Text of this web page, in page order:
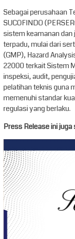
Sebagai perusahaan
SUCOFINDO
sistem keamanan
terpadu, mulai dari
(GMP), Hazard
22000 terkait Sistem
inspeksi, audit,
pelatihan teknis guna
memenuhi standar
regulasi yang berlaku.
Press Release ini